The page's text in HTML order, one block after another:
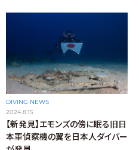
DIVING NEWS
2024.8.15
【新発見】エモンズの傍に眠る旧日
本軍偵察機の翼を日本人ダイバー